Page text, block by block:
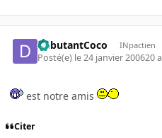
DébutantCoco INpactien
Posté(e) le 24 janvier 200620 a
est notre amis
Citer